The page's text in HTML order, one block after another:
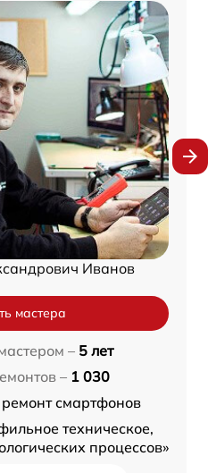
Иванов
мастера
– 5 лет
– 1 030
ремонт смартфонов
техническое,
процессов»